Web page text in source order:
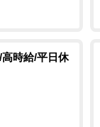
時給/平日休